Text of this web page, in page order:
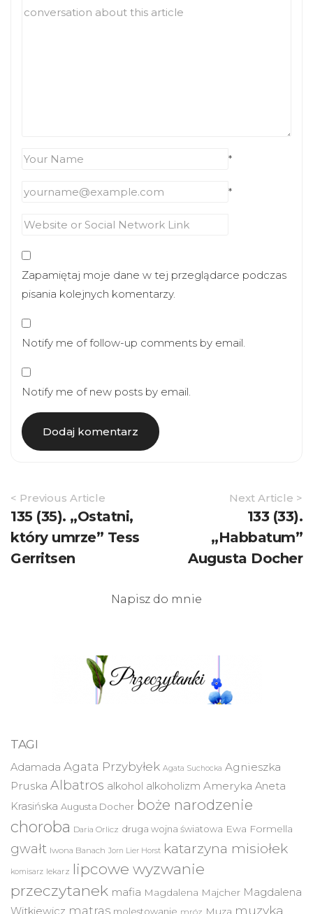
*
*
Zapamiętaj moje dane w tej przeglądarce podczas
pisania kolejnych komentarzy.
Notify me of follow-up comments by email.
Notify me of new posts by email.
Article
Navigation
< Previous Article
135 (35). „Ostatni,
który umrze” Tess
Gerritsen
Next Article >
133 (33).
„Habbatum”
Augusta Docher
Napisz do mnie
TAGI
Adamada Agata Przybyłek Agata Suchocka Agnieszka
Pruska Albatros alkohol alkoholizm Ameryka Aneta
Krasińska Augusta Docher boże narodzenie
choroba Daria Orlicz druga wojna światowa Ewa Formella
gwałt Iwona Banach Jorn Lier Horst katarzyna misiołek
komisarz lekarz lipcowe wyzwanie
przeczytanek mafia Magdalena Majcher Magdalena
Witkiewicz matras molestowanie mróz Muza muzyka